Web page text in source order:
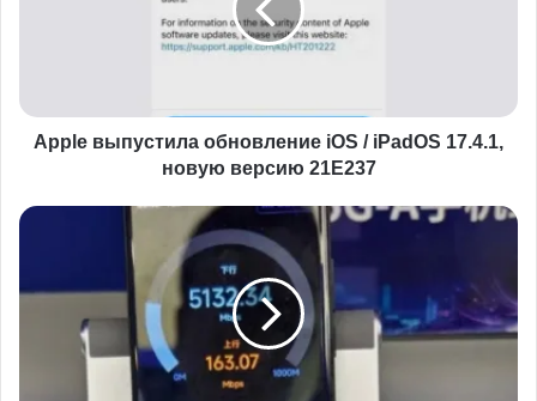
версию
21E237
Apple выпустила обновление iOS / iPadOS 17.4.1,
новую версию 21E237
Смартфон
14